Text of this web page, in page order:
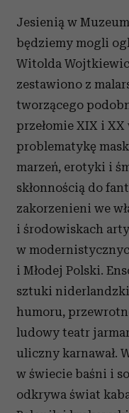
Jesienią w
będziemy mogli
Witolda
zestawiono z
tworzącego
przełomie XIX i
problematykę
marzeń, erotyki i
skłonnością do
zakorzenieni we
i środowiskach
w
i Młodej Polski.
sztuki
humoru,
ludowy teatr
uliczny karnawał.
w świecie baśni i
odkrywa świat